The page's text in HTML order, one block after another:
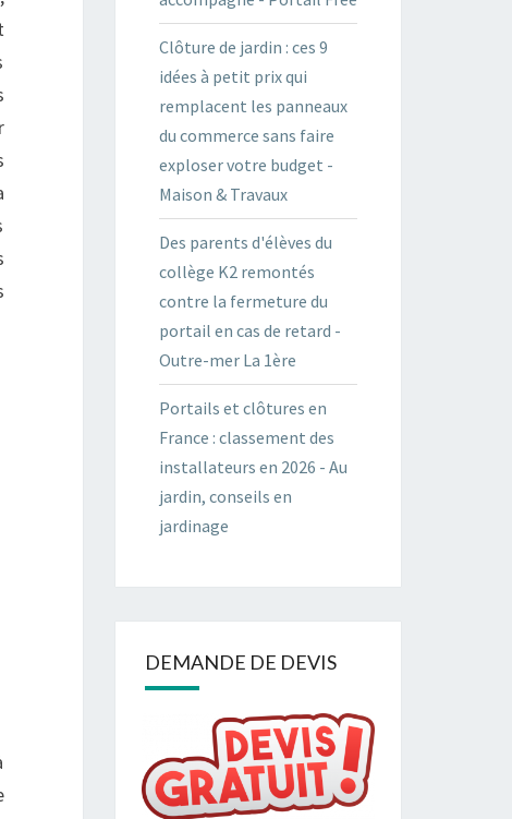
Clôture de jardin : ces 9
idées à petit prix qui
remplacent les panneaux
du commerce sans faire
exploser votre budget -
Maison & Travaux
Des parents d'élèves du
collège K2 remontés
contre la fermeture du
portail en cas de retard -
Outre-mer La 1ère
Portails et clôtures en
France : classement des
installateurs en 2026 - Au
jardin, conseils en
jardinage
DEMANDE DE DEVIS